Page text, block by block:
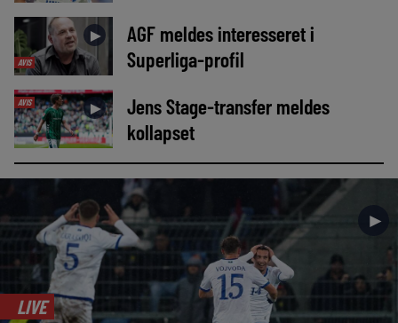
AVIS
►
AGF meldes interesseret i
Superliga-profil
AVIS ►
Jens Stage-transfer meldes
kollapset
►
LIVE